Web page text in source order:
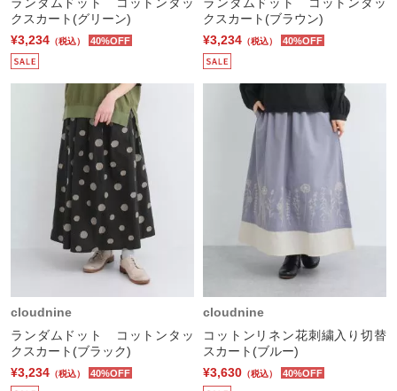
クスカート(グリーン)
¥3,234 （税込） 40%OFF
クスカート(ブラウン)
¥3,234 （税込） 40%OFF
cloudnine
ランダムドット コットンタッ
クスカート(ブラック)
¥3,234 （税込） 40%OFF
cloudnine
コットンリネン花刺繍入り切替
スカート(ブルー)
¥3,630 （税込） 40%OFF